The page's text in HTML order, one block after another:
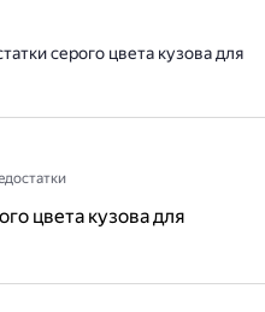
серого цвета кузова для
цвета кузова для